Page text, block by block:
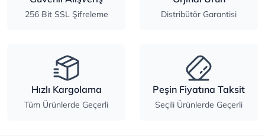
256 Bit SSL Şifreleme Distribütör Garantisi
Hızlı Kargolama
Tüm Ürünlerde Geçerli
Peşin Fiyatına Taksit
Seçili Ürünlerde Geçerli